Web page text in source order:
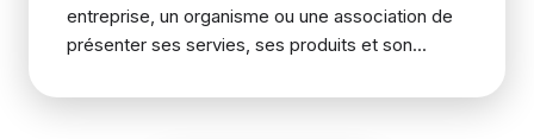
entreprise, un organisme ou une association de
présenter ses servies, ses produits et son...